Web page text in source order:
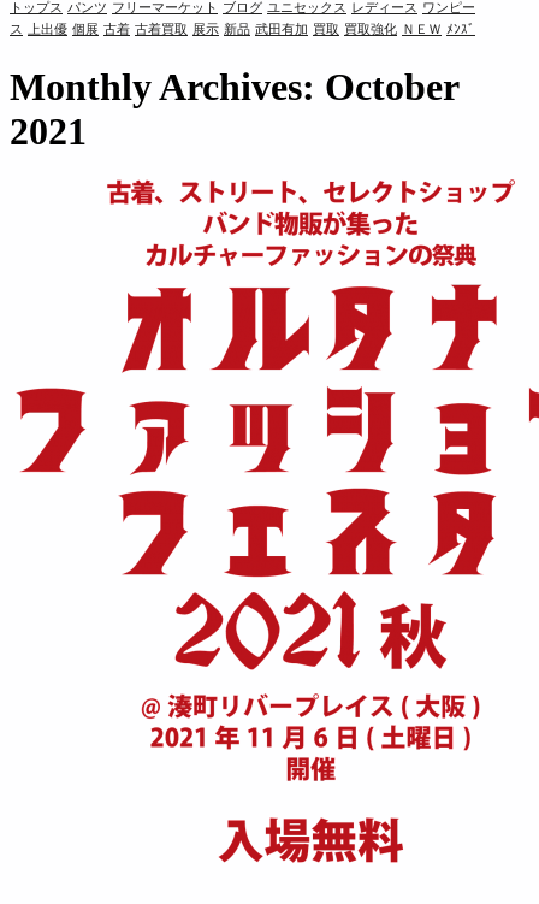
トップス パンツ フリーマーケット ブログ ユニセックス レディース ワンピー
ス 上出優 個展 古着 古着買取 展示 新品 武田有加 買取 買取強化 ＮＥＷ ﾒﾝｽﾞ
Monthly Archives: October
2021